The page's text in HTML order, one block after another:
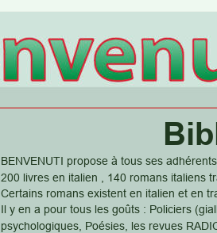
BENVENUTI propose à tous ses
200 livres en italien , 140 romans italiens
Certains romans existent en italien et en
Il y en a pour tous les goûts : Policiers
psychologiques, Poésies, les revues